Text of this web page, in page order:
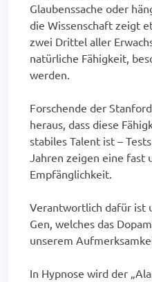
Glaubenssache oder
die Wissenschaft zeigt
zwei Drittel aller
natürliche Fähigkeit,
werden.
Forschende der
heraus, dass diese
stabiles Talent ist –
Jahren zeigen eine fast
Empfänglichkeit.
Verantwortlich dafür ist
Gen, welches das
unserem
In Hypnose wird der